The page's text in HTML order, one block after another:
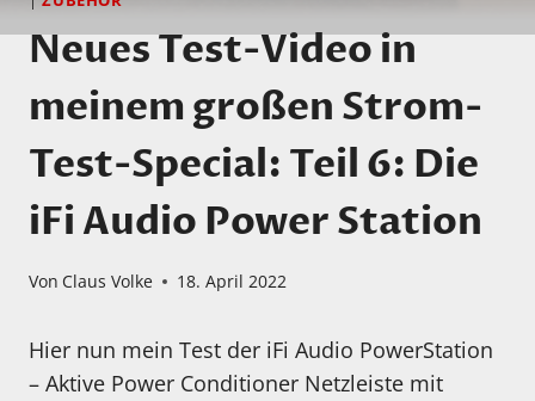
Neues Test-Video in
meinem großen Strom-
Test-Special: Teil 6: Die
iFi Audio Power Station
Von Claus Volke 18. April 2022
Hier nun mein Test der iFi Audio PowerStation
– Aktive Power Conditioner Netzleiste mit